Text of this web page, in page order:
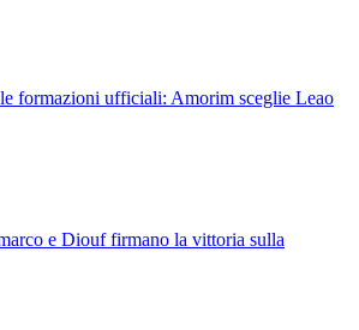
formazioni ufficiali: Amorim sceglie Leao
e Diouf firmano la vittoria sulla